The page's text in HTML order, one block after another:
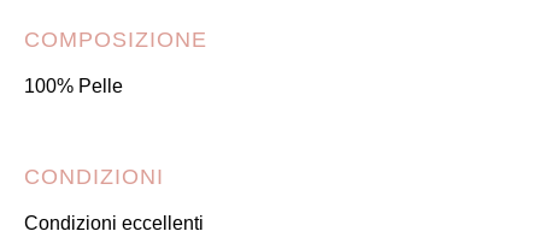
COMPOSIZIONE
100% Pelle
CONDIZIONI
Condizioni eccellenti